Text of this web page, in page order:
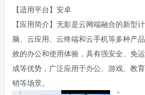
【适用平台】安卓
【应用简介】无影是云网端融合的新型
脑、云应用、云终端和云手机等多种产
效的办公和使用体验，具有强安全、免
成等优势，广泛应用于办公、游戏、教
销等场景。